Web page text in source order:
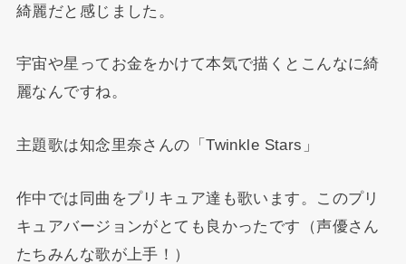
綺麗だと感じました。
宇宙や星ってお金をかけて本気で描くとこんなに綺
麗なんですね。
主題歌は知念里奈さんの「Twinkle Stars」
作中では同曲をプリキュア達も歌います。このプリ
キュアバージョンがとても良かったです（声優さん
たちみんな歌が上手！）